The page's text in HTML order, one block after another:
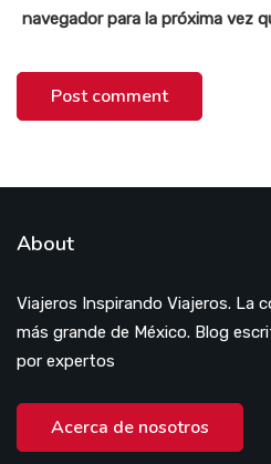
navegador para la próxima vez
About
Viajeros Inspirando Viajeros. La
más grande de México. Blog
por expertos
Acerca de nosotros